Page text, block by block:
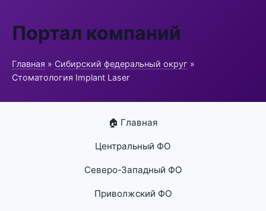
Портал компаний
Главная » Сибирский федеральный округ »
Стоматология Implant Laser
🏠 Главная
Центральный ФО
Северо-Западный ФО
Приволжский ФО